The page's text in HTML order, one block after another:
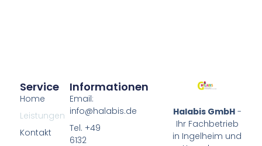
Halabis GmbH-
Ihr Fachbetrieb
in Ingelheim und
Service
Home
Leistungen
Kontakt
Informationen
Email:
info@halabis.de
Tel. +49
6132